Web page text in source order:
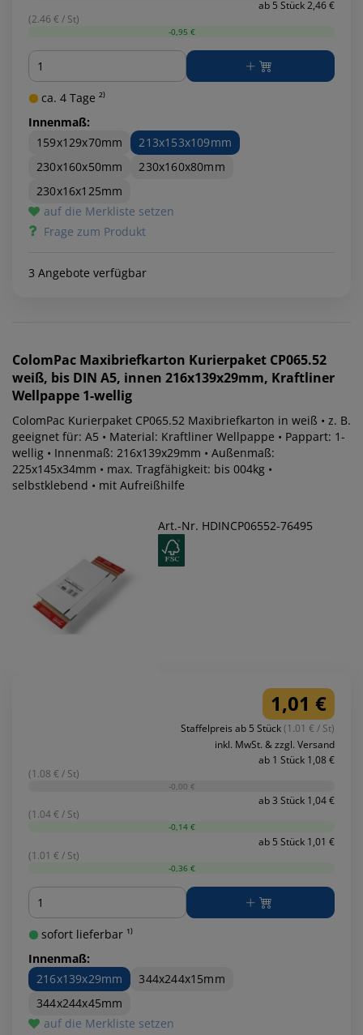
ab 5 Stück 2,46 €
(2.46 € / St)
-0,95 €
Menge
ca. 4 Tage ²⁾
Innenmaß:
159x129x70mm
213x153x109mm
230x160x50mm
230x160x80mm
230x16x125mm
auf die Merkliste setzen
Frage zum Produkt
3 Angebote verfügbar
ColomPac Maxibriefkarton Kurierpaket CP065.52
weiß, bis DIN A5, innen 216x139x29mm, Kraftliner
Wellpappe 1-wellig
ColomPac Kurierpaket CP065.52 Maxibriefkarton in weiß • z. B.
geeignet für: A5 • Material: Kraftliner Wellpappe • Pappart: 1-
wellig • Innenmaß: 216x139x29mm • Außenmaß:
225x145x34mm • max. Tragfähigkeit: bis 004kg •
selbstklebend • mit Aufreißhilfe
Art.-Nr. HDINCP06552-76495
1,01 €
Staffelpreis ab 5 Stück(1.01 € / St)
inkl. MwSt. & zzgl. Versand
ab 1 Stück 1,08 €
(1.08 € / St)
-0,00 €
ab 3 Stück 1,04 €
(1.04 € / St)
-0,14 €
ab 5 Stück 1,01 €
(1.01 € / St)
-0,36 €
Menge
sofort lieferbar ¹⁾
Innenmaß:
216x139x29mm
344x244x15mm
344x244x45mm
auf die Merkliste setzen